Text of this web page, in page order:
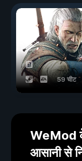
59 चीट
WeMod
आसानी से